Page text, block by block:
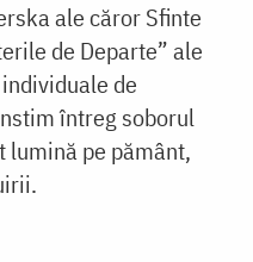
ale căror Sfinte
de Departe” ale
de
întreg soborul
pe pământ,